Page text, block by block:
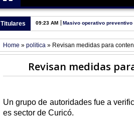
Titulares 09:23 AM Masivo operativo preventivo
Home » politica » Revisan medidas para
Revisan medidas
Un grupo de autoridades fue a
es sector de Curicó.